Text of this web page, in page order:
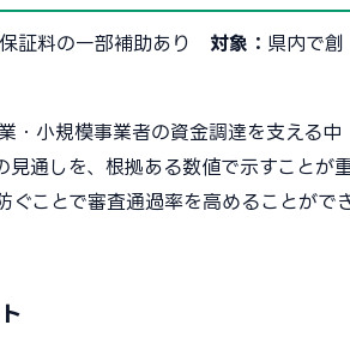
証料の一部補助あり 対象： 県内で創
・小規模事業者の資金調達を支える中
通しを、根拠ある数値で示すことが
ぐことで審査通過率を高めることがで